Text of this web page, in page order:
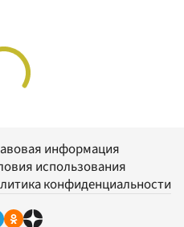
информация
использования
конфиденциальности